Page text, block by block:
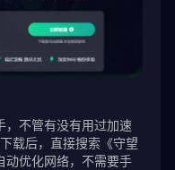
，不管有没有用过加速
载后，直接搜索《守望
动优化网络，不需要手